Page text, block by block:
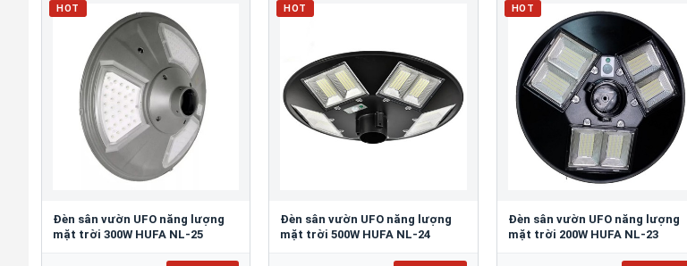
HOT
Đèn sân vườn UFO năng lượng
mặt trời 300W HUFA NL-25
HOT
Đèn sân vườn UFO năng lượng
mặt trời 500W HUFA NL-24
HOT
Đèn sân vườn UFO năng lượng
mặt trời 200W HUFA NL-23